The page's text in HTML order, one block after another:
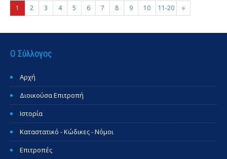
1 2 3 4 5 6 7 8 9 10 11-20 »
Ο Σύλλογος
Αρχή
Διοικούσα Επιτροπή
Ιστορία
Καταστατικό - Κώδικες - Νόμοι
Επιτροπές